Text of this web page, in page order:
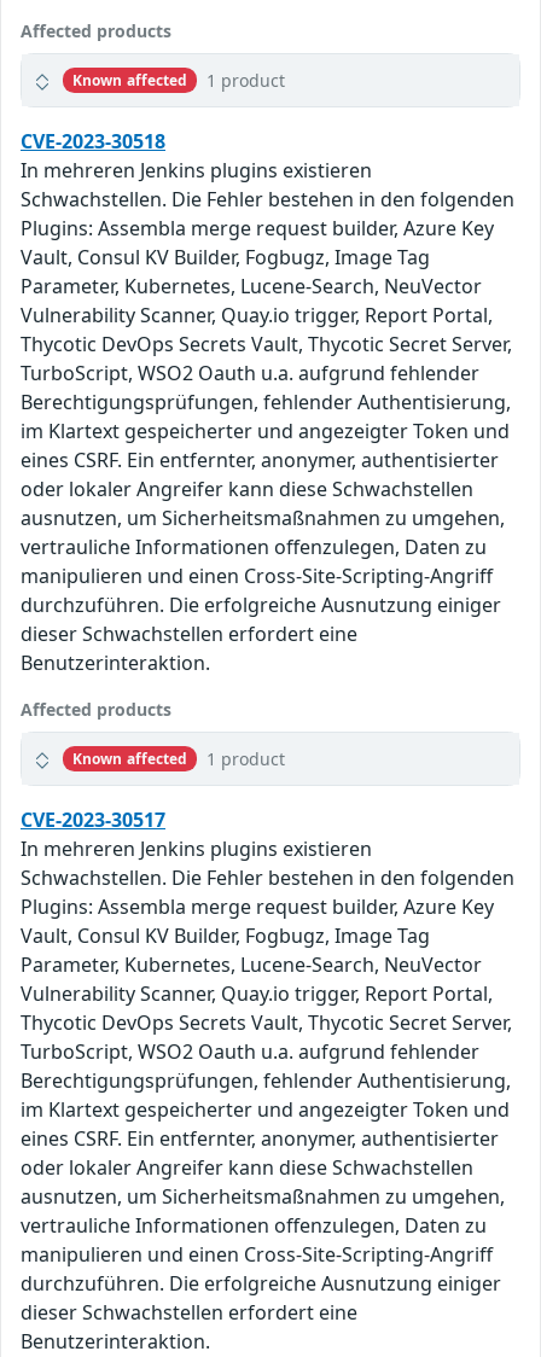
Affected products
Known affected 1 product
CVE-2023-30518
In mehreren Jenkins plugins existieren
Schwachstellen. Die Fehler bestehen in den folgenden
Plugins: Assembla merge request builder, Azure Key
Vault, Consul KV Builder, Fogbugz, Image Tag
Parameter, Kubernetes, Lucene-Search, NeuVector
Vulnerability Scanner, Quay.io trigger, Report Portal,
Thycotic DevOps Secrets Vault, Thycotic Secret Server,
TurboScript, WSO2 Oauth u.a. aufgrund fehlender
Berechtigungsprüfungen, fehlender Authentisierung,
im Klartext gespeicherter und angezeigter Token und
eines CSRF. Ein entfernter, anonymer, authentisierter
oder lokaler Angreifer kann diese Schwachstellen
ausnutzen, um Sicherheitsmaßnahmen zu umgehen,
vertrauliche Informationen offenzulegen, Daten zu
manipulieren und einen Cross-Site-Scripting-Angriff
durchzuführen. Die erfolgreiche Ausnutzung einiger
dieser Schwachstellen erfordert eine
Benutzerinteraktion.
Affected products
Known affected 1 product
CVE-2023-30517
In mehreren Jenkins plugins existieren
Schwachstellen. Die Fehler bestehen in den folgenden
Plugins: Assembla merge request builder, Azure Key
Vault, Consul KV Builder, Fogbugz, Image Tag
Parameter, Kubernetes, Lucene-Search, NeuVector
Vulnerability Scanner, Quay.io trigger, Report Portal,
Thycotic DevOps Secrets Vault, Thycotic Secret Server,
TurboScript, WSO2 Oauth u.a. aufgrund fehlender
Berechtigungsprüfungen, fehlender Authentisierung,
im Klartext gespeicherter und angezeigter Token und
eines CSRF. Ein entfernter, anonymer, authentisierter
oder lokaler Angreifer kann diese Schwachstellen
ausnutzen, um Sicherheitsmaßnahmen zu umgehen,
vertrauliche Informationen offenzulegen, Daten zu
manipulieren und einen Cross-Site-Scripting-Angriff
durchzuführen. Die erfolgreiche Ausnutzung einiger
dieser Schwachstellen erfordert eine
Benutzerinteraktion.